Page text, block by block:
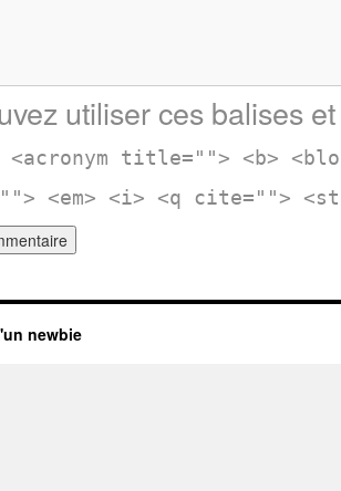
utiliser ces balises
title=""> <b>
<em> <i> <q cite="">
newbie